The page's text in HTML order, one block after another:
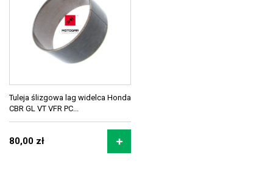
Tuleja ślizgowa lag widelca Honda
CBR GL VT VFR PC...
80,00 zł